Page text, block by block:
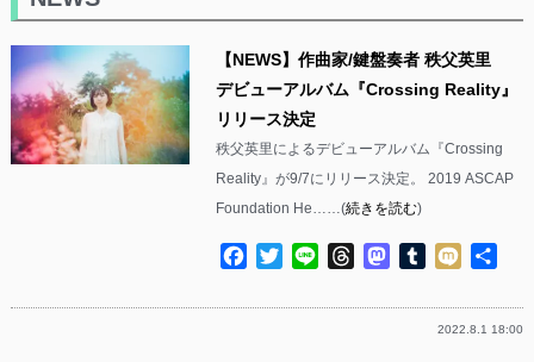
【NEWS】作曲家/鍵盤奏者 秩父英里
デビューアルバム『Crossing Reality』
リリース決定
秩父英里によるデビューアルバム『Crossing
Reality』が9/7にリリース決定。 2019 ASCAP
Foundation He……(続きを読む)
Facebook
TwitterLine ThreadsMastodon
Tumblr
Mixi
2022.8.1 18:00